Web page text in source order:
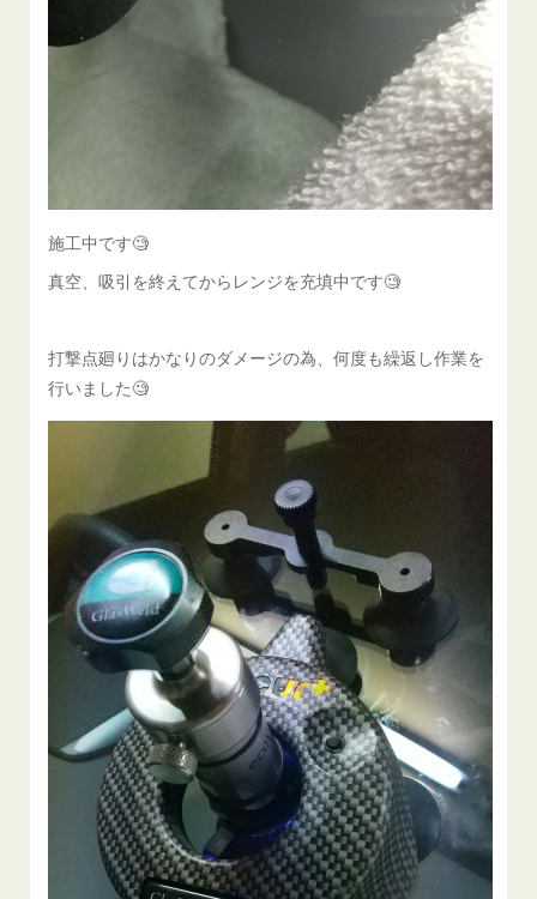
施工中です🧐
真空、吸引を終えてからレンジを充填中です🧐
打撃点廻りはかなりのダメージの為、何度も繰返し作業を
行いました🧐